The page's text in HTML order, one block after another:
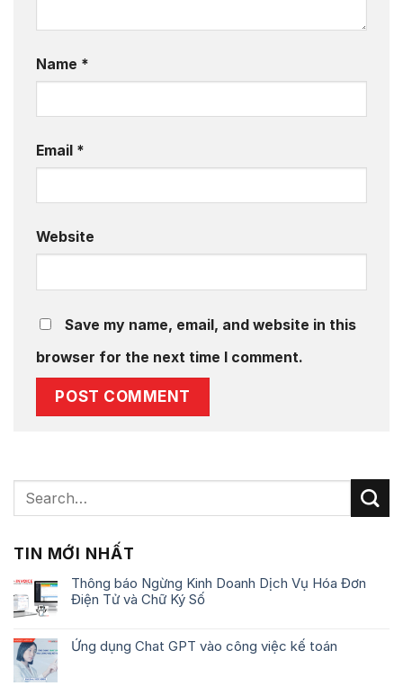
Name *
Email *
Website
Save my name, email, and website in this
browser for the next time I comment.
TIN MỚI NHẤT
Thông báo Ngừng Kinh Doanh Dịch Vụ Hóa Đơn
Điện Tử và Chữ Ký Số
Ứng dụng Chat GPT vào công việc kế toán